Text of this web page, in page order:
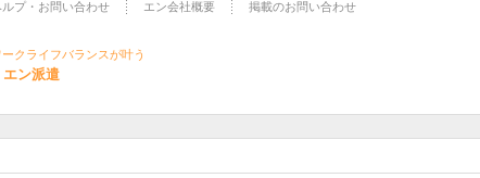
ルプ・お問い合わせ エン会社概要 掲載のお問い合わせ
クライフバランスが叶う
エン派遣